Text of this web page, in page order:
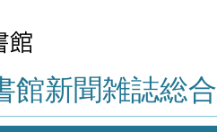
館新聞雑誌総